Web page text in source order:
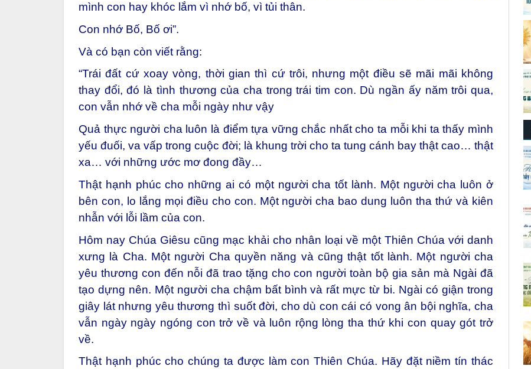
mình con hay khóc lắm vì nhớ bố, vì tủi thân.
Con nhớ Bố, Bố ơi”.
Và có bạn còn viết rằng:
“Trái đất cứ xoay vòng, thời gian thì cứ trôi, nhưng một điều sẽ mãi mãi không
thay đổi, đó là tình thương của cha trong trái tim con. Dù ngần ấy năm trôi qua,
con vẫn nhớ về cha mỗi ngày như vậy
Quả thực người cha luôn là điểm tựa vững chắc nhất cho ta mỗi khi ta thấy mình
yếu đuối, va vấp trong cuộc đời; là khung trời cho ta tung cánh bay thật cao… thật
xa… với những ước mơ đong đầy…
Thật hạnh phúc cho những ai có một người cha tốt lành. Một người cha luôn ở
bên con, lo lắng mọi điều cho con. Một người cha bao dung luôn tha thứ và kiên
nhẫn với lỗi lầm của con.
Hôm nay Chúa Giêsu cũng mạc khải cho nhân loại về một Thiên Chúa với danh
xưng là Cha. Một người Cha quyền năng và cũng thật tốt lành. Một người cha
yêu thương con đến nỗi đã trao tặng cho con người toàn bộ gia sản mà Ngài đã
tạo dựng nên. Một người cha chậm bất bình và rất mực từ bi. Ngài có giận trong
giây lát nhưng yêu thương thì suốt đời, cho dù con cái có vong ân bội nghĩa, cha
vẫn ngày ngày ngóng con trở về và luôn rộng lòng tha thứ khi con quay gót trở
về.
Thật hạnh phúc cho chúng ta được làm con Thiên Chúa. Hãy đặt niềm tín thác